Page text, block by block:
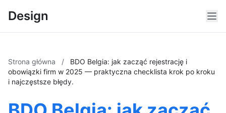
Design
Strona główna /
BDO Belgia: jak zacząć rejestrację i
obowiązki firm w 2025 — praktyczna checklista krok po kroku
i najczęstsze błędy.